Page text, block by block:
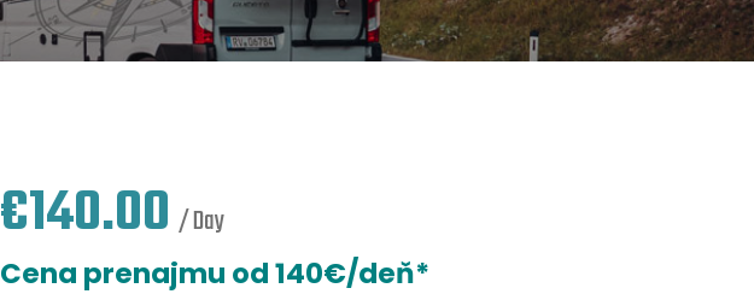
€140.00 / Day
Cena prenajmu od 140€/deň*